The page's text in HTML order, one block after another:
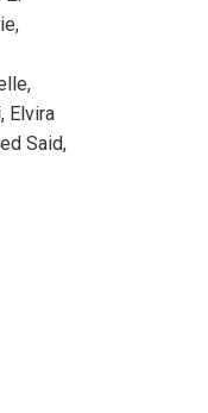
Elvira
Said,